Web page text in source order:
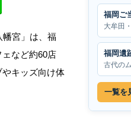
宮」は、福
など約60店
キッズ向け体
福岡ご
大牟田
福岡遺
古代の
一覧を